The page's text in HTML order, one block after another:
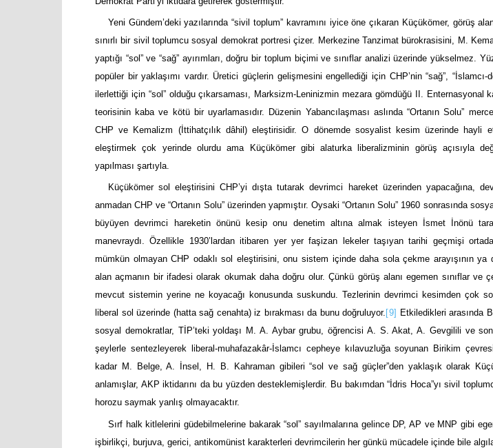
Yeni Gündem’deki yazılarında “sivil toplum” kavramını iyice öne çıkaran Küçükömer, görüş
sınırlı bir sivil toplumcu sosyal demokrat portresi çizer. Merkezine Tanzimat bürokrasisini, M.
yaptığı “sol” ve “sağ” ayırımları, doğru bir toplum biçimi ve sınıflar analizi üzerinde yükselmez.
popüler bir yaklaşımı vardır. Üretici güçlerin gelişmesini engellediği için CHP’nin “sağ”, “İslamcı-
ilerlettiği için “sol” olduğu çıkarsaması, Marksizm-Leninizmin mezara gömdüğü II. Enternasyonal
teorisinin kaba ve kötü bir uyarlamasıdır. Düzenin Yabancılaşması aslında “Ortanın Solu”
CHP ve Kemalizm (İttihatçılık dâhil) eleştirisidir. O dönemde sosyalist kesim üzerinde hayli
eleştirmek çok yerinde olurdu ama Küçükömer gibi alaturka liberalizminin görüş açısıyla
yapılması şartıyla.
Küçükömer sol eleştirisini CHP’yi dışta tutarak devrimci hareket üzerinden yapacağına,
anmadan CHP ve “Ortanın Solu” üzerinden yapmıştır. Oysaki “Ortanın Solu” 1960 sonrasında
büyüyen devrimci hareketin önünü kesip onu denetim altına almak isteyen İsmet İnönü
manevraydı. Özellikle 1930’lardan itibaren yer yer faşizan lekeler taşıyan tarihi geçmişi
mümkün olmayan CHP odaklı sol eleştirisini, onu sistem içinde daha sola çekme arayışının ya
alan açmanın bir ifadesi olarak okumak daha doğru olur. Çünkü görüş alanı egemen sınıflar ve
mevcut sistemin yerine ne koyacağı konusunda suskundu. Tezlerinin devrimci kesimden çok
liberal sol üzerinde (hatta sağ cenahta) iz bırakması da bunu doğruluyor. [9] Etkiledikleri arasında
sosyal demokratlar, TİP’teki yoldaşı M. A. Aybar grubu, öğrencisi A. S. Akat, A. Gevgilili ve
şeylerle sentezleyerek liberal-muhafazakâr-İslamcı cepheye kılavuzluğa soyunan Birikim
kadar M. Belge, A. İnsel, H. B. Kahraman gibileri “sol ve sağ güçler”den yaklaşık olarak
anlamışlar, AKP iktidarını da bu yüzden desteklemişlerdir. Bu bakımdan “İdris Hoca”yı sivil
horozu saymak yanlış olmayacaktır.
Sırf halk kitlelerini güdebilmelerine bakarak “sol” sayılmalarına gelince DP, AP ve MNP gibi
işbirlikçi, burjuva, gerici, antikomünist karakterleri devrimcilerin her günkü mücadele içinde bile